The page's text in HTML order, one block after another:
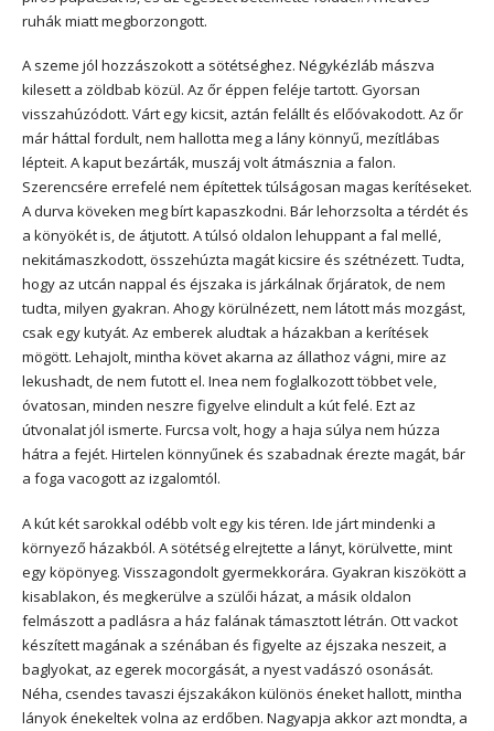
ruhák miatt megborzongott.
A szeme jól hozzászokott a sötétséghez. Négykézláb mászva
kilesett a zöldbab közül. Az őr éppen feléje tartott. Gyorsan
visszahúzódott. Várt egy kicsit, aztán felállt és előóvakodott. Az őr
már háttal fordult, nem hallotta meg a lány könnyű, mezítlábas
lépteit. A kaput bezárták, muszáj volt átmásznia a falon.
Szerencsére errefelé nem építettek túlságosan magas kerítéseket.
A durva köveken meg bírt kapaszkodni. Bár lehorzsolta a térdét és
a könyökét is, de átjutott. A túlsó oldalon lehuppant a fal mellé,
nekitámaszkodott, összehúzta magát kicsire és szétnézett. Tudta,
hogy az utcán nappal és éjszaka is járkálnak őrjáratok, de nem
tudta, milyen gyakran. Ahogy körülnézett, nem látott más mozgást,
csak egy kutyát. Az emberek aludtak a házakban a kerítések
mögött. Lehajolt, mintha követ akarna az állathoz vágni, mire az
lekushadt, de nem futott el. Inea nem foglalkozott többet vele,
óvatosan, minden neszre figyelve elindult a kút felé. Ezt az
útvonalat jól ismerte. Furcsa volt, hogy a haja súlya nem húzza
hátra a fejét. Hirtelen könnyűnek és szabadnak érezte magát, bár
a foga vacogott az izgalomtól.
A kút két sarokkal odébb volt egy kis téren. Ide járt mindenki a
környező házakból. A sötétség elrejtette a lányt, körülvette, mint
egy köpönyeg. Visszagondolt gyermekkorára. Gyakran kiszökött a
kisablakon, és megkerülve a szülői házat, a másik oldalon
felmászott a padlásra a ház falának támasztott létrán. Ott vackot
készített magának a szénában és figyelte az éjszaka neszeit, a
baglyokat, az egerek mocorgását, a nyest vadászó osonását.
Néha, csendes tavaszi éjszakákon különös éneket hallott, mintha
lányok énekeltek volna az erdőben. Nagyapja akkor azt mondta, a